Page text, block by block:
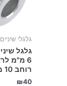
גלגלי שיניים
רוחב 10 מ"מ
₪40